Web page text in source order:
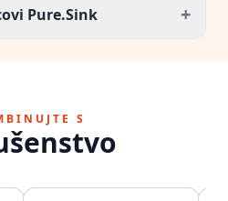
Pure.Sink +
S